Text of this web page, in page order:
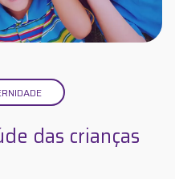
das crianças